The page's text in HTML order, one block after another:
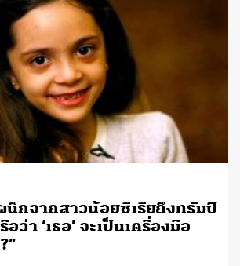
นึกจากสาวน้อยซีเรียถึงทรัมป์
ว่า ‘เธอ’ จะเป็นเครื่องมือ